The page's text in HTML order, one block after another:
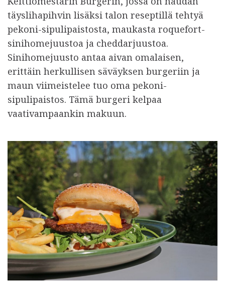
täyslihapihvin lisäksi talon reseptillä tehtyä
pekoni-sipulipaistosta, maukasta roquefort-
sinihomejuustoa ja cheddarjuustoa.
Sinihomejuusto antaa aivan omalaisen,
erittäin herkullisen säväyksen burgeriin ja
maun viimeistelee tuo oma pekoni-
sipulipaistos. Tämä burgeri kelpaa
vaativampaankin makuun.